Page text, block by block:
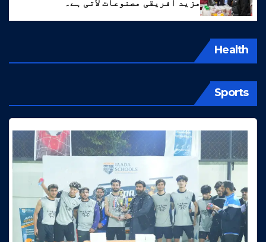
مزید افریقی مصنوعات لاتی ہے۔
Health
Sports